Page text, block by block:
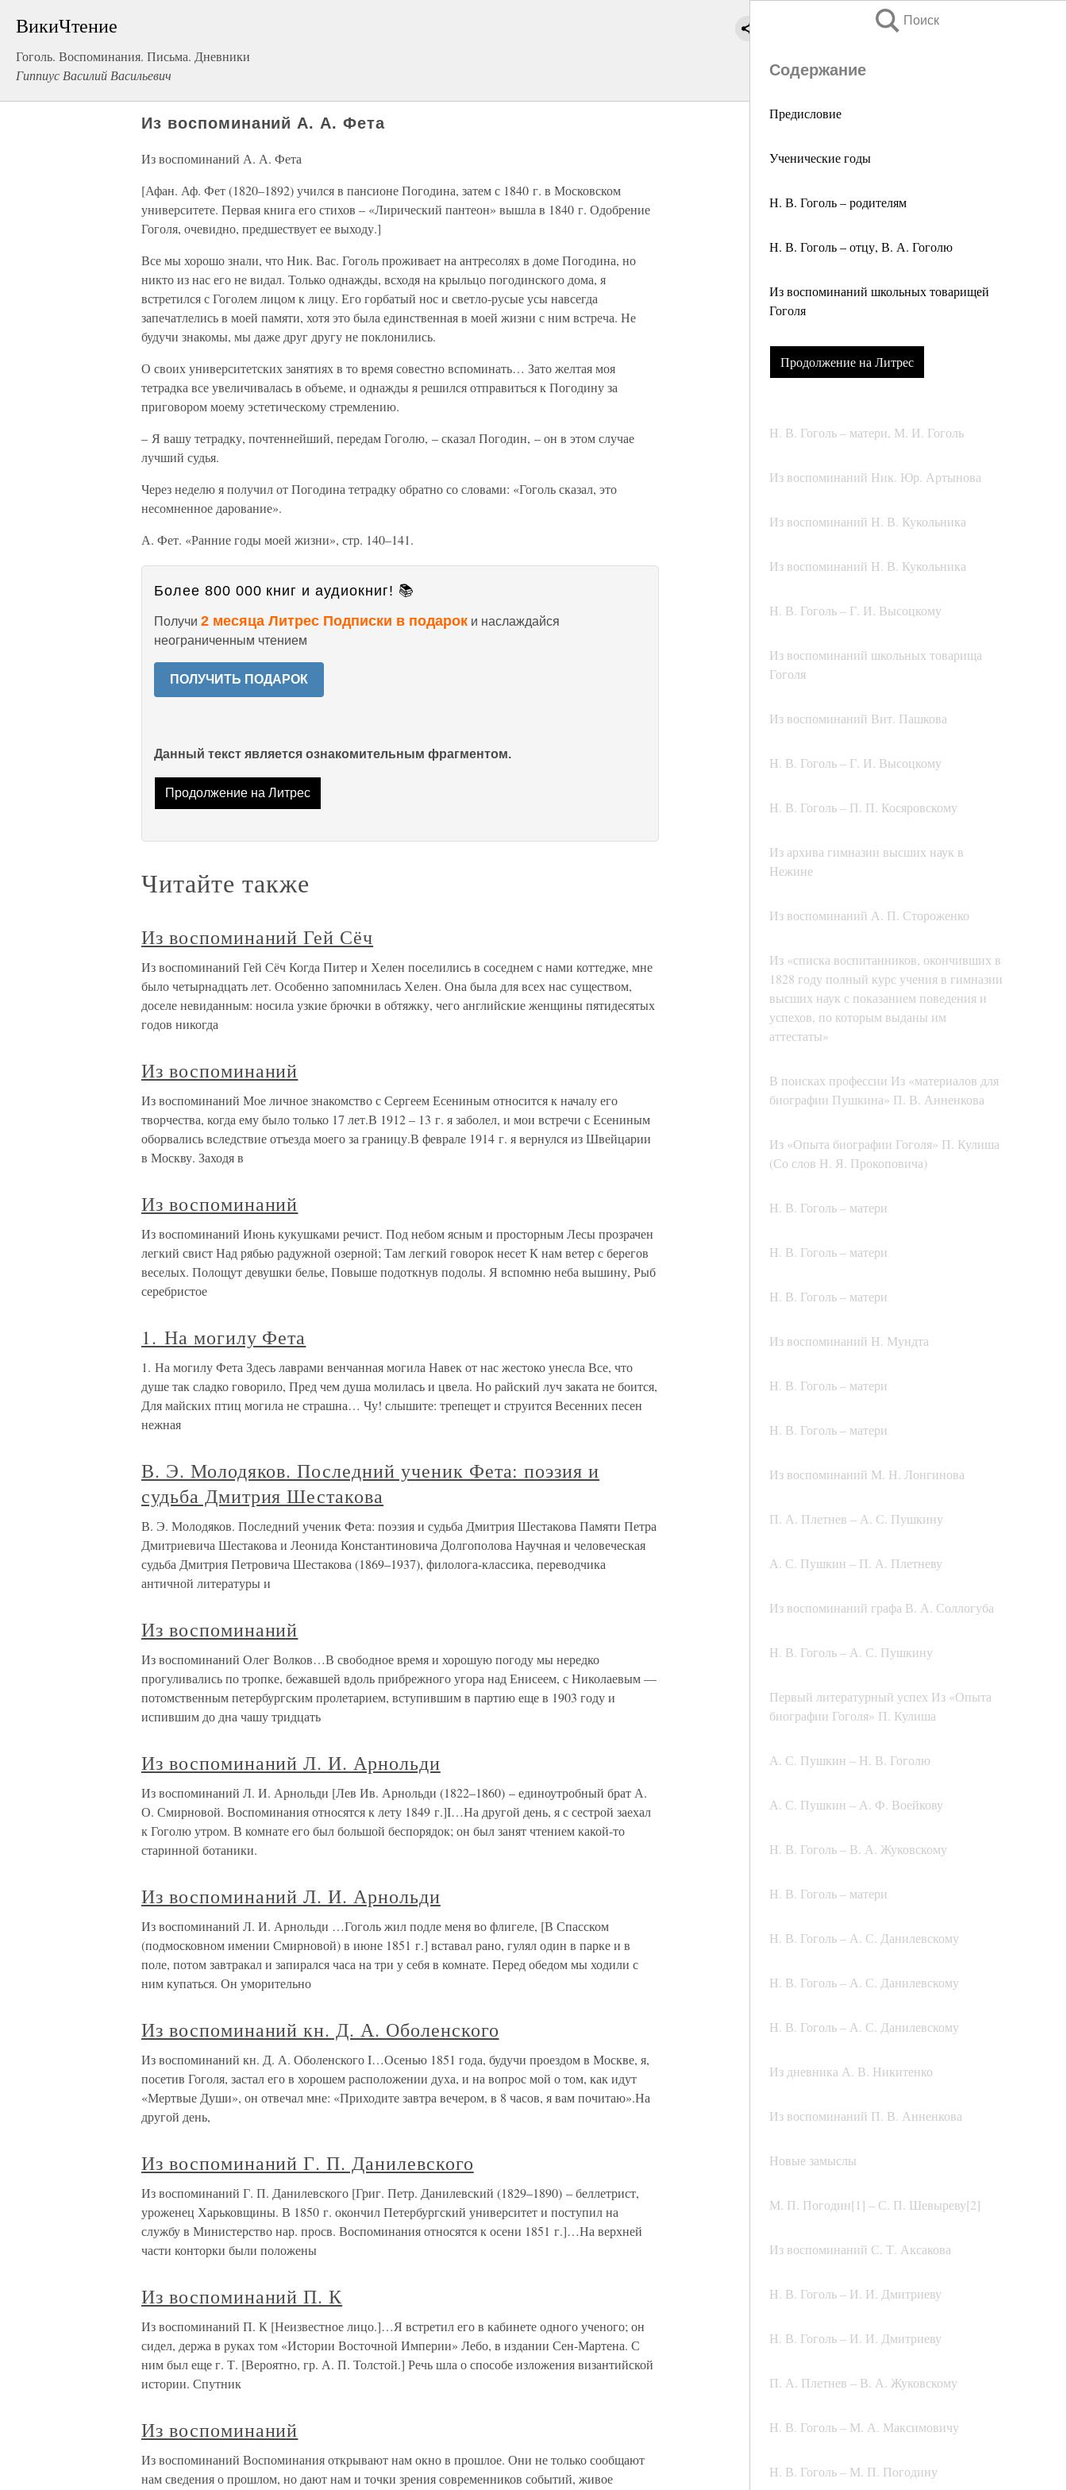
ВикиЧтение
Гоголь. Воспоминания. Письма. Дневники
Гиппиус Василий Васильевич
Поиск
Содержание
Предисловие
Ученические годы
Н. В. Гоголь – родителям
Н. В. Гоголь – отцу, В. А. Гоголю
Из воспоминаний школьных товарищей
Гоголя
Продолжение на Литрес
Н. В. Гоголь – матери, М. И. Гоголь
Из воспоминаний Ник. Юр. Артынова
Из воспоминаний Н. В. Кукольника
Из воспоминаний Н. В. Кукольника
Н. В. Гоголь – Г. И. Высоцкому
Из воспоминаний школьных товарища
Гоголя
Из воспоминаний Вит. Пашкова
Н. В. Гоголь – Г. И. Высоцкому
Н. В. Гоголь – П. П. Косяровскому
Из архива гимназии высших наук в
Нежине
Из воспоминаний А. П. Стороженко
Из «списка воспитанников, окончивших в
1828 году полный курс учения в гимназии
высших наук с показанием поведения и
успехов, по которым выданы им
аттестаты»
В поисках профессии Из «материалов для
биографии Пушкина» П. В. Анненкова
Из «Опыта биографии Гоголя» П. Кулиша
(Со слов Н. Я. Прокоповича)
Н. В. Гоголь – матери
Н. В. Гоголь – матери
Н. В. Гоголь – матери
Из воспоминаний Н. Мундта
Н. В. Гоголь – матери
Н. В. Гоголь – матери
Из воспоминаний М. Н. Лонгинова
П. А. Плетнев – А. С. Пушкину
А. С. Пушкин – П. А. Плетневу
Из воспоминаний графа В. А. Соллогуба
Н. В. Гоголь – А. С. Пушкину
Первый литературный успех Из «Опыта
биографии Гоголя» П. Кулиша
А. С. Пушкин – Н. В. Гоголю
А. С. Пушкин – А. Ф. Воейкову
Н. В. Гоголь – В. А. Жуковскому
Н. В. Гоголь – матери
Н. В. Гоголь – А. С. Данилевскому
Н. В. Гоголь – А. С. Данилевскому
Н. В. Гоголь – А. С. Данилевскому
Из дневника А. В. Никитенко
Из воспоминаний П. В. Анненкова
Новые замыслы
М. П. Погодин[1] – С. П. Шевыреву[2]
Из воспоминаний С. Т. Аксакова
Н. В. Гоголь – И. И. Дмитриеву
Н. В. Гоголь – И. И. Дмитриеву
П. А. Плетнев – В. А. Жуковскому
Н. В. Гоголь – М. А. Максимовичу
Н. В. Гоголь – М. П. Погодину
Из воспоминаний А. А. Фета
Из воспоминаний А. А. Фета
[Афан. Аф. Фет (1820–1892) учился в пансионе Погодина, затем с 1840 г. в Московском
университете. Первая книга его стихов – «Лирический пантеон» вышла в 1840 г. Одобрение
Гоголя, очевидно, предшествует ее выходу.]
Все мы хорошо знали, что Ник. Вас. Гоголь проживает на антресолях в доме Погодина, но
никто из нас его не видал. Только однажды, всходя на крыльцо погодинского дома, я
встретился с Гоголем лицом к лицу. Его горбатый нос и светло-русые усы навсегда
запечатлелись в моей памяти, хотя это была единственная в моей жизни с ним встреча. Не
будучи знакомы, мы даже друг другу не поклонились.
О своих университетских занятиях в то время совестно вспоминать… Зато желтая моя
тетрадка все увеличивалась в объеме, и однажды я решился отправиться к Погодину за
приговором моему эстетическому стремлению.
– Я вашу тетрадку, почтеннейший, передам Гоголю, – сказал Погодин, – он в этом случае
лучший судья.
Через неделю я получил от Погодина тетрадку обратно со словами: «Гоголь сказал, это
несомненное дарование».
А. Фет. «Ранние годы моей жизни», стр. 140–141.
Более 800 000 книг и аудиокниг! 📚
Получи 2 месяца Литрес Подписки в подарок и наслаждайся
неограниченным чтением
ПОЛУЧИТЬ ПОДАРОК
Данный текст является ознакомительным фрагментом.
Продолжение на Литрес
Читайте также
Из воспоминаний Гей Сёч
Из воспоминаний Гей Сёч Когда Питер и Хелен поселились в соседнем с нами коттедже, мне
было четырнадцать лет. Особенно запомнилась Хелен. Она была для всех нас существом,
доселе невиданным: носила узкие брючки в обтяжку, чего английские женщины пятидесятых
годов никогда
Из воспоминаний
Из воспоминаний Мое личное знакомство с Сергеем Есениным относится к началу его
творчества, когда ему было только 17 лет.В 1912 – 13 г. я заболел, и мои встречи с Есениным
оборвались вследствие отъезда моего за границу.В феврале 1914 г. я вернулся из Швейцарии
в Москву. Заходя в
Из воспоминаний
Из воспоминаний Июнь кукушками речист. Под небом ясным и просторным Лесы прозрачен
легкий свист Над рябью радужной озерной; Там легкий говорок несет К нам ветер с берегов
веселых. Полощут девушки белье, Повыше подоткнув подолы. Я вспомню неба вышину, Рыб
серебристое
1. На могилу Фета
1. На могилу Фета Здесь лаврами венчанная могила Навек от нас жестоко унесла Все, что
душе так сладко говорило, Пред чем душа молилась и цвела. Но райский луч заката не боится,
Для майских птиц могила не страшна… Чу! слышите: трепещет и струится Весенних песен
нежная
В. Э. Молодяков. Последний ученик Фета: поэзия и
судьба Дмитрия Шестакова
В. Э. Молодяков. Последний ученик Фета: поэзия и судьба Дмитрия Шестакова Памяти Петра
Дмитриевича Шестакова и Леонида Константиновича Долгополова Научная и человеческая
судьба Дмитрия Петровича Шестакова (1869–1937), филолога-классика, переводчика
античной литературы и
Из воспоминаний
Из воспоминаний Олег Волков…В свободное время и хорошую погоду мы нередко
прогуливались по тропке, бежавшей вдоль прибрежного угора над Енисеем, с Николаевым —
потомственным петербургским пролетарием, вступившим в партию еще в 1903 году и
испившим до дна чашу тридцать
Из воспоминаний Л. И. Арнольди
Из воспоминаний Л. И. Арнольди [Лев Ив. Арнольди (1822–1860) – единоутробный брат А.
О. Смирновой. Воспоминания относятся к лету 1849 г.]I…На другой день, я с сестрой заехал
к Гоголю утром. В комнате его был большой беспорядок; он был занят чтением какой-то
старинной ботаники.
Из воспоминаний Л. И. Арнольди
Из воспоминаний Л. И. Арнольди …Гоголь жил подле меня во флигеле, [В Спасском
(подмосковном имении Смирновой) в июне 1851 г.] вставал рано, гулял один в парке и в
поле, потом завтракал и запирался часа на три у себя в комнате. Перед обедом мы ходили с
ним купаться. Он уморительно
Из воспоминаний кн. Д. А. Оболенского
Из воспоминаний кн. Д. А. Оболенского I…Осенью 1851 года, будучи проездом в Москве, я,
посетив Гоголя, застал его в хорошем расположении духа, и на вопрос мой о том, как идут
«Мертвые Души», он отвечал мне: «Приходите завтра вечером, в 8 часов, я вам почитаю».На
другой день,
Из воспоминаний Г. П. Данилевского
Из воспоминаний Г. П. Данилевского [Григ. Петр. Данилевский (1829–1890) – беллетрист,
уроженец Харьковщины. В 1850 г. окончил Петербургский университет и поступил на
службу в Министерство нар. просв. Воспоминания относятся к осени 1851 г.]…На верхней
части конторки были положены
Из воспоминаний П. К
Из воспоминаний П. К [Неизвестное лицо.]…Я встретил его в кабинете одного ученого; он
сидел, держа в руках том «Истории Восточной Империи» Лебо, в издании Сен-Мартена. С
ним был еще г. Т. [Вероятно, гр. А. П. Толстой.] Речь шла о способе изложения византийской
истории. Спутник
Из воспоминаний
Из воспоминаний Воспоминания открывают нам окно в прошлое. Они не только сообщают
нам сведения о прошлом, но дают нам и точки зрения современников событий, живое